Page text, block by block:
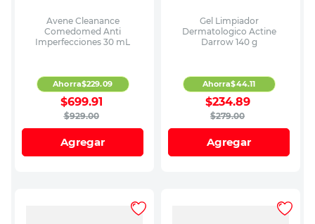
Avene Cleanance
Comedomed Anti
Imperfecciones 30 mL
$929.00
$699.91
Ahorra$229.09
Agregar
Gel Limpiador
Dermatologico Actine
Darrow 140 g
$279.00
$234.89
Ahorra$44.11
Agregar